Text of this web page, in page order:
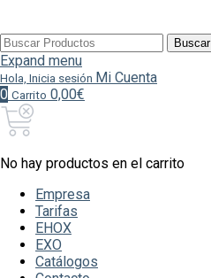
Buscar
por:
Buscar
Expand menu
Hola, Inicia sesión Mi Cuenta
0 Carrito 0,00€
No hay productos en el carrito
Empresa
Tarifas
EHOX
EXO
Catálogos